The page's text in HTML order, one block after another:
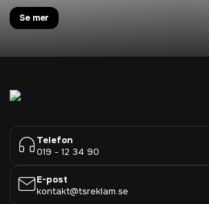
Se mer
Telefon
019 - 12 34 90
E-post
kontakt@tsreklam.se